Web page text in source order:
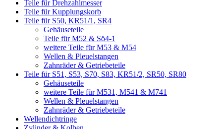
Teile für Drehzahlmesser
Teile für Kupplungskorb
Teile für S50, KR51/1, SR4
Gehäuseteile
Teile für M52 & Sö4-1
weitere Teile für M53 & M54
Wellen & Pleuelstangen
Zahnräder & Getriebeteile
Teile für S51, S53, S70, S83, KR51/2, SR50, SR80
Gehäuseteile
weitere Teile für M531, M541 & M741
Wellen & Pleuelstangen
Zahnräder & Getriebeteile
Wellendichtringe